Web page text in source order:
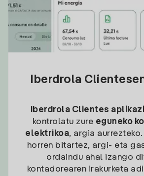
Iberdrola
Iberdrola Clientes
kontrolatu zure eguneko
elektrikoa, argia
horren bitartez, argi- eta
ordaindu ahal izango
kontadorearen irakurketa